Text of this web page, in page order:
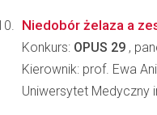
Niedobór żelaza a
Konkurs: OPUS 29 ,
Kierownik: prof. Ewa
Uniwersytet Medyczny